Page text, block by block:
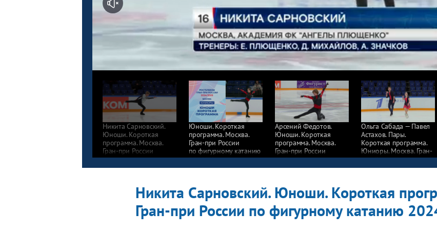
Никита Сарновский.
Юноши. Короткая
программа. Москва.
Гран-при России
по фигурному катанию
2024/25
Юноши. Короткая
программа. Москва.
Гран-при России
по фигурному катанию
2024/25
Арсений Федотов.
Юноши. Короткая
программа. Москва.
Гран-при России
по фигурному катанию
2024/25
Ольга Сабада — Павел
Астахов. Пары.
Короткая программа.
Юниоры. Москва. Гран-
при России
по фигурному катанию
Никита Сарновский. Юноши. Короткая
Гран-при России по фигурному катанию